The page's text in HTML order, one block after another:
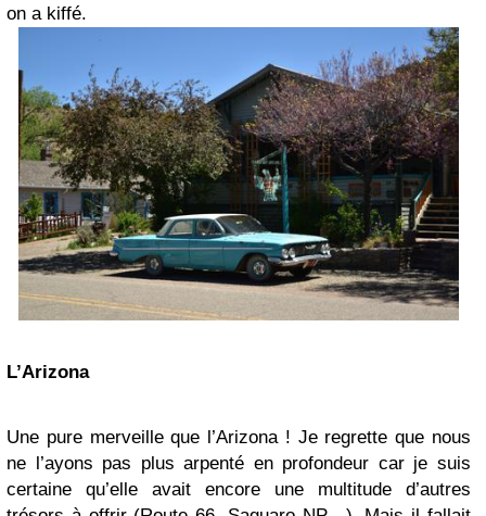
on a kiffé.
L’Arizona
Une pure merveille que l’Arizona ! Je regrette que nous
ne l’ayons pas plus arpenté en profondeur car je suis
certaine qu’elle avait encore une multitude d’autres